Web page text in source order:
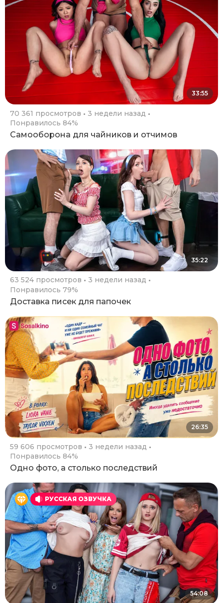
33:55
70 361 просмотров
3 недели назад
Понравилось 84%
Самооборона для чайников и отчимов
35:22
63 524 просмотров
3 недели назад
Понравилось 79%
Доставка писек для папочек
26:35
59 606 просмотров
3 недели назад
Понравилось 84%
Одно фото, а столько последствий
РУССКАЯ ОЗВУЧКА
54:08